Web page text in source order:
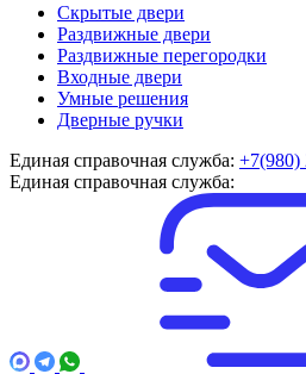
Скрытые двери
Раздвижные двери
Раздвижные перегородки
Входные двери
Умные решения
Дверные ручки
Единая справочная служба: +7(980)
Единая справочная служба: